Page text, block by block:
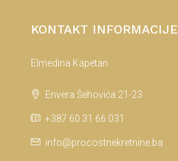
KONTAKT INFORMACIJE
Elmedina Kapetan
Envera Šehovića 21-23
+387 60 31 66 031
info@procostnekretnine.ba